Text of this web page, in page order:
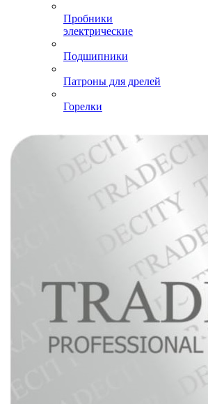
Пробники
электрические
Подшипники
Патроны для дрелей
Горелки